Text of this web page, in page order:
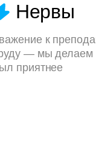
Нервы
к
— мы делаем
приятнее